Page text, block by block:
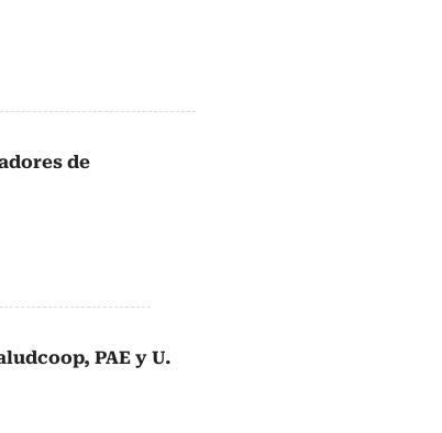
de
PAE y U.